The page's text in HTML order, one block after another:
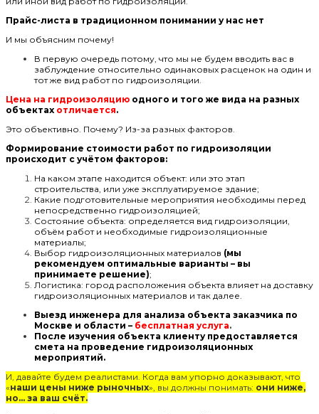
Прайс-листа в традиционном понимании у нас нет
И мы объясним почему!
В первую очередь потому, что мы не будем вводить вас в
заблуждение относительно одинаковых расценок на один и
тот же вид работ по гидроизоляции.
Цена на гидроизоляцию одного и того же вида на разных
объектах отличается.
Это объективно. Почему? Из-за разных факторов.
Формирование стоимости работ по гидроизоляции
происходит с учётом факторов:
На каком этапе находится объект: или это этап
строительства, или уже эксплуатируемое здание;
Какие подготовительные мероприятия необходимы перед
непосредственно гидроизоляцией;
Состояние объекта: определяется вид гидроизоляции,
объём работ и необходимые гидроизоляционные
материалы;
Выбор гидроизоляционных материалов (мы
рекомендуем оптимальные варианты – вы
принимаете решение);
Логистика: город расположения объекта влияет на доставку
гидроизоляционных материалов и так далее.
Выезд инженера для анализа объекта заказчика по
Москве и области – бесплатная услуга.
После изучения объекта клиенту предоставляется
смета на проведение гидроизоляционных
мероприятий.
И, давайте будем реалистами. Когда вам упорно доказывают, что
«наши цены ниже рыночных», вы должны понимать: они ниже,
но… за ваш счёт.